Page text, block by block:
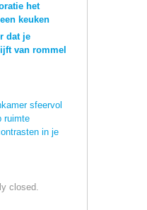
het
keuken
dat je
van rommel
sfeervol
ruimte
in je
closed.